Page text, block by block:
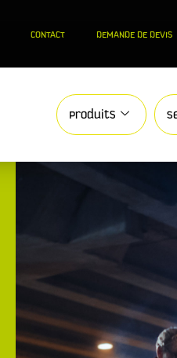
CONTACT DEMANDE DE DEVIS
Produits